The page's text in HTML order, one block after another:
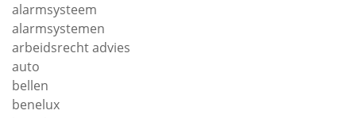
alarmsysteem
alarmsystemen
arbeidsrecht advies
auto
bellen
benelux